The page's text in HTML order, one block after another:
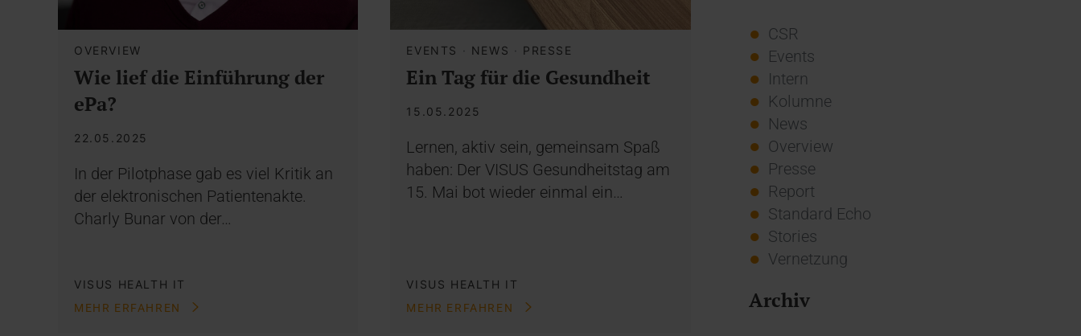
OVERVIEW
Wie lief die Einführung der
ePa?
22.05.2025
In der Pilotphase gab es viel Kritik an
der elektronischen Patientenakte.
Charly Bunar von der…
VISUS HEALTH IT
MEHR ERFAHREN
EVENTS · NEWS · PRESSE
Ein Tag für die Gesundheit
15.05.2025
Lernen, aktiv sein, gemeinsam Spaß
haben: Der VISUS Gesundheitstag am
15. Mai bot wieder einmal ein…
VISUS HEALTH IT
MEHR ERFAHREN
CSR
Events
Intern
Kolumne
News
Overview
Presse
Report
Standard Echo
Stories
Vernetzung
Archiv